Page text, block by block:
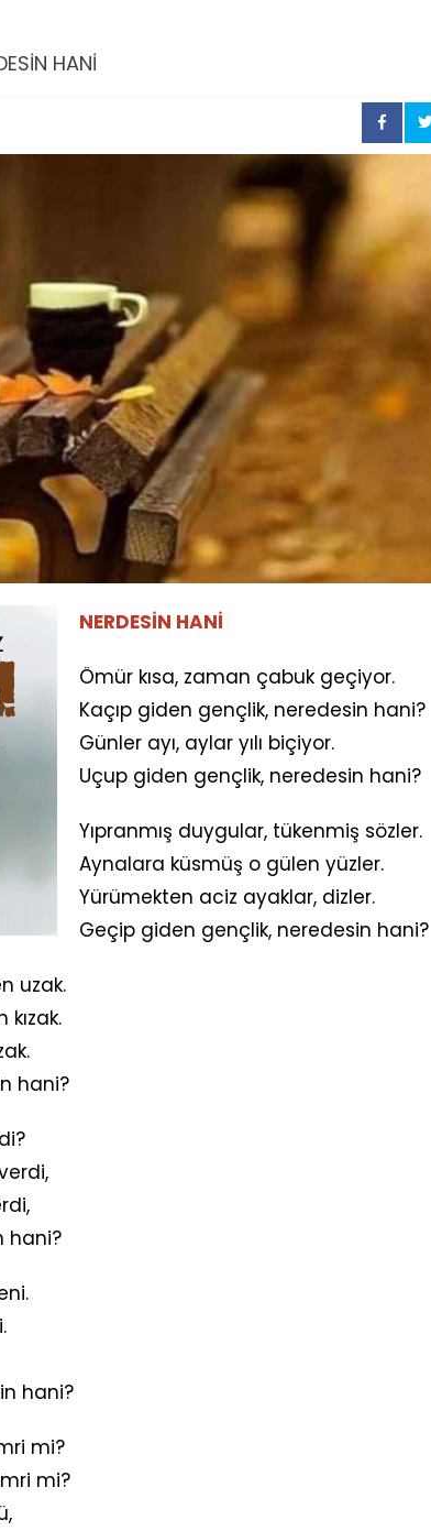
HANİ
NERDESİN HANİ
Ömür kısa, zaman çabuk geçiyor.
Kaçıp giden gençlik, neredesin hani?
Günler ayı, aylar yılı biçiyor.
Uçup giden gençlik, neredesin hani?
Yıpranmış duygular, tükenmiş sözler.
Aynalara küsmüş o gülen yüzler.
Yürümekten aciz ayaklar, dizler.
Geçip giden gençlik, neredesin hani?
uzak.
hani?
hani?
hani?
mi?
mi?